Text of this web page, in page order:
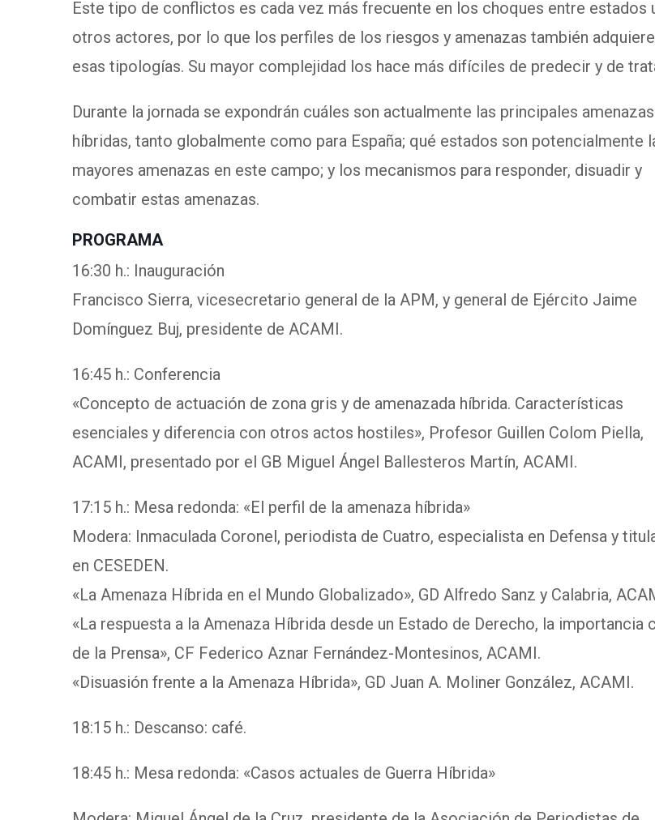
Este tipo de conflictos es cada vez más frecuente en los choques entre estados
otros actores, por lo que los perfiles de los riesgos y amenazas también
esas tipologías. Su mayor complejidad los hace más difíciles de predecir y de
Durante la jornada se expondrán cuáles son actualmente las principales amenazas
híbridas, tanto globalmente como para España; qué estados son potencialmente
mayores amenazas en este campo; y los mecanismos para responder, disuadir y
combatir estas amenazas.
PROGRAMA
16:30 h.: Inauguración
Francisco Sierra, vicesecretario general de la APM, y general de Ejército Jaime
Domínguez Buj, presidente de ACAMI.
16:45 h.: Conferencia
«Concepto de actuación de zona gris y de amenazada híbrida. Características
esenciales y diferencia con otros actos hostiles», Profesor Guillen Colom Piella,
ACAMI, presentado por el GB Miguel Ángel Ballesteros Martín, ACAMI.
17:15 h.: Mesa redonda: «El perfil de la amenaza híbrida»
Modera: Inmaculada Coronel, periodista de Cuatro, especialista en Defensa y
en CESEDEN.
«La Amenaza Híbrida en el Mundo Globalizado», GD Alfredo Sanz y Calabria,
«La respuesta a la Amenaza Híbrida desde un Estado de Derecho, la importancia
de la Prensa», CF Federico Aznar Fernández-Montesinos, ACAMI.
«Disuasión frente a la Amenaza Híbrida», GD Juan A. Moliner González, ACAMI.
18:15 h.: Descanso: café.
18:45 h.: Mesa redonda: «Casos actuales de Guerra Híbrida»